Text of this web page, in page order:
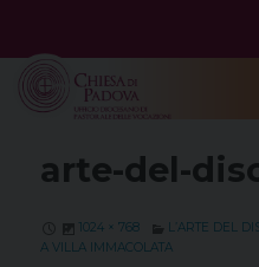
content
arte-del-
1024 × 768
L’ARTE DEL
A VILLA IMMACOLATA